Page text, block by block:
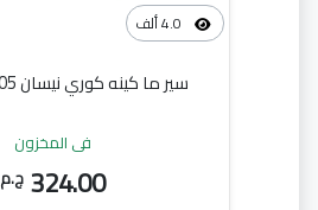
سير ما كينه كوري نيسان N16 6PK1105
في المخزون
324.00 ج.م